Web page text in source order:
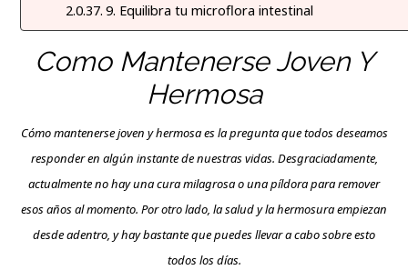
9. Equilibra tu microflora intestinal
Como Mantenerse Joven Y
Hermosa
Cómo mantenerse joven y hermosa es la pregunta que todos deseamos
responder en algún instante de nuestras vidas. Desgraciadamente,
actualmente no hay una cura milagrosa o una píldora para remover
esos años al momento. Por otro lado, la salud y la hermosura empiezan
desde adentro, y hay bastante que puedes llevar a cabo sobre esto
todos los días.